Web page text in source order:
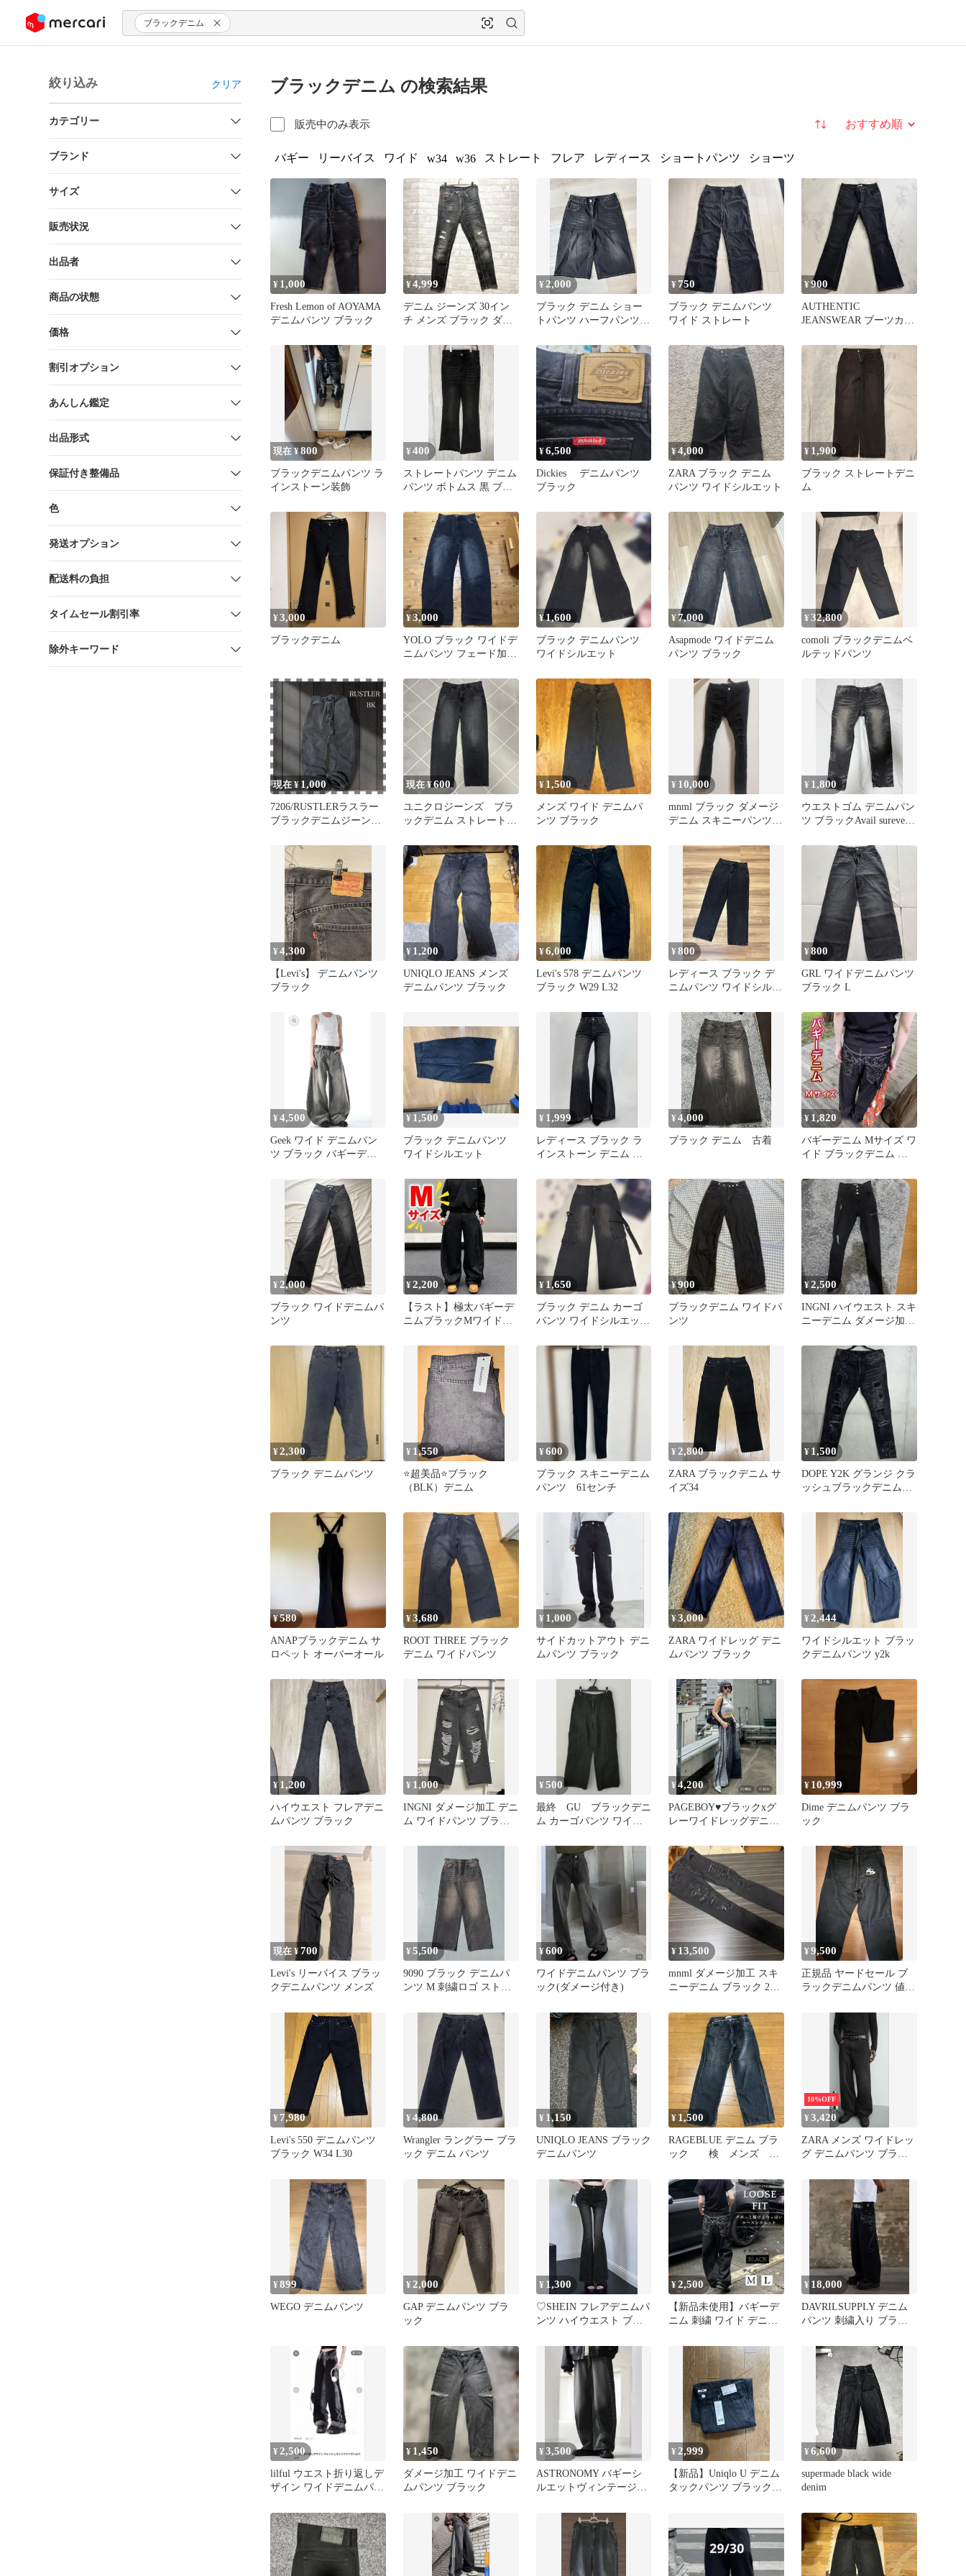
ツにスキップ ブラックデニム
絞り込み クリア
カテゴリー
ブランド
サイズ
販売状況
出品者
商品の状態
価格
割引オプション
あんしん鑑定
出品形式
保証付き整備品
色
発送オプション
配送料の負担
タイムセール割引率
除外キーワード
ブラックデニム の検索結果
販売中のみ表示 並び替え
バギー リーバイス ワイド w34 w36 ストレート フレア レディース ショートパンツ ショーツ
¥ 1,000
Fresh Lemon of AOYAMA
デニムパンツ ブラック
¥4,999
デニム ジーンズ 30イン
チ メンズ ブラック ダメ
¥ 2,000
ブラック デニム ショー
トパンツ ハーフパンツ
¥ 750
ブラック デニムパンツ
ワイド ストレート
¥900
AUTHENTIC
JEANSWEAR ブーツカッ
現在 ¥800
ブラックデニムパンツ ラ
インストーン装飾
¥400
ストレートパンツ デニム
パンツ ボトムス 黒 ブラ
¥6,500
Dickies デニムパンツ
ブラック
¥4,000
ZARA ブラック デニム
パンツ ワイドシルエット
¥ 1,900
ブラック ストレートデニ
ム
¥3,000
ブラックデニム
¥3,000
YOLO ブラック ワイドデ
ニムパンツ フェード加工
¥1,600
ブラック デニムパンツ
ワイドシルエット
¥7,000
Asapmode ワイドデニム
パンツ ブラック
¥32,800
comoli ブラックデニムベ
ルテッドパンツ
現在 ¥ 1,000
7206/RUSTLERラスラー
ブラックデニムジーンズ
現在 ¥600
ユニクロジーンズ ブラ
ックデニム ストレートシ
¥ 1,500
メンズ ワイド デニムパ
ンツ ブラック
¥ 10,000
mnml ブラック ダメージ
デニム スキニーパンツ
¥ 1,800
ウエストゴム デニムパン
ツ ブラックAvail sureve
¥4,300
【Levi's】 デニムパンツ
ブラック
¥ 1,200
UNIQLO JEANS メンズ
デニムパンツ ブラック
¥6,000
Levi's 578 デニムパンツ
ブラック W29 L32
¥800
レディース ブラック デ
ニムパンツ ワイドシルエ
¥800
GRL ワイドデニムパンツ
ブラック L
¥4,500
Geek ワイド デニムパン
ツ ブラック バギーデニ
ート
¥ 1,500
ブラック デニムパンツ
ワイドシルエット
¥ 1,999
レディース ブラック ラ
インストーン デニム ワ
¥4,000
ブラック デニム 古着
¥ 1,820
バギーデニム Mサイズ ワ
イド ブラックデニム オ
¥ 2,000
ブラック ワイドデニムパ
ンツ
¥2,200
【ラスト】極太バギーデ
ニムブラックMワイドパ
Y2K メンズ
¥1,650
ブラック デニム カーゴ
パンツ ワイドシルエット
¥900
ブラックデニム ワイドパ
ンツ
¥2,500
INGNI ハイウエスト スキ
ニーデニム ダメージ加工
¥2,300
ブラック デニムパンツ
¥ 1,550
⭐️超美品⭐️ブラック
（BLK）デニム
¥600
ブラック スキニーデニム
パンツ 61センチ
¥ 2,800
ZARA ブラックデニム サ
イズ34
¥ 1,500
DOPE Y2K グランジ クラ
ッシュブラックデニムパ
¥580
ANAPブラックデニム サ
ロペット オーバーオール
¥3,680
ROOT THREE ブラック
デニム ワイドパンツ
¥ 1,000
サイドカットアウト デニ
ムパンツ ブラック
¥3,000
ZARA ワイドレッグ デニ
ムパンツ ブラック
¥ 2,444
ワイドシルエット ブラッ
クデニムパンツ y2k
¥ 1,200
ハイウエスト フレアデニ
ムパンツ ブラック
¥ 1,000
INGNI ダメージ加工 デニ
ム ワイドパンツ ブラッ
¥500
最終 GU ブラックデニ
ム カーゴパンツ ワイド
¥4,200
PAGEBOY♥️ブラックxグ
レーワイドレッグデニム
¥ 10,999
Dime デニムパンツ ブラ
ック
現在 ¥700
Levi's リーバイス ブラッ
クデニムパンツ メンズ
¥5,500
9090 ブラック デニムパ
ンツ M 刺繍ロゴ ストレ
¥600
ワイドデニムパンツ ブラ
ック(ダメージ付き)
¥ 13,500
mnml ダメージ加工 スキ
ニーデニム ブラック 29
¥9,500
正規品 ヤードセール ブ
ラックデニムパンツ 値下
¥ 7,980
Levi's 550 デニムパンツ
ブラック W34 L30
¥4,800
Wrangler ラングラー ブラ
ック デニム パンツ
¥ 1,150
UNIQLO JEANS ブラック
デニムパンツ
¥ 1,500
RAGEBLUE デニム ブラ
ック 検 メンズ デ
10%OFF
¥3,420
ZARA メンズ ワイドレッ
グ デニムパンツ ブラッ
¥899
WEGO デニムパンツ
¥2,000
GAP デニムパンツ ブラ
ック
¥ 1,300
♡SHEIN フレアデニムパ
ンツ ハイウエスト ブラ
¥2,500
【新品未使用】バギーデ
ニム 刺繍 ワイド デニム
¥ 18,000
DAVRILSUPPLY デニム
パンツ 刺繍入り ブラッ
¥2,500
lilful ウエスト折り返しデ
ザイン ワイドデニムパン
¥ 1,450
ダメージ加工 ワイドデニ
ムパンツ ブラック
¥3,500
ASTRONOMY バギーシ
ルエットヴィンテージ加
¥2,999
【新品】Uniqlo U デニム
タックパンツ ブラック
¥6,600
supermade black wide
denim